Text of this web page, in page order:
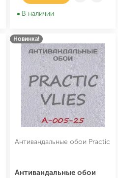
В наличии
Новинка!
Антивандальные обои Practic
Антивандальные обои